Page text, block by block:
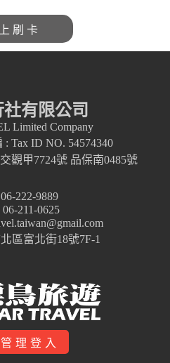
刷卡
有限公司
Limited Company
Tax ID NO. 54574340
觀甲7724號 品保南0485號
222-9889
06-211-0625
區富北街18號7F-1
理登入